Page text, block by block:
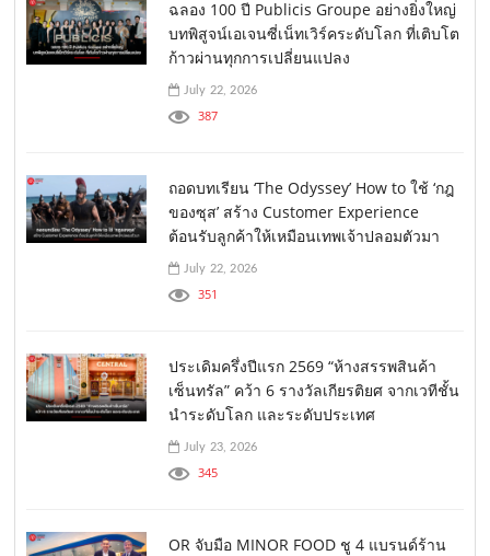
ฉลอง 100 ปี Publicis Groupe อย่างยิ่งใหญ่
บทพิสูจน์เอเจนซี่เน็ทเวิร์คระดับโลก ที่เติบโต
ก้าวผ่านทุกการเปลี่ยนแปลง
July 22, 2026
387
ถอดบทเรียน ‘The Odyssey’ How to ใช้ ‘กฎ
ของซุส’ สร้าง Customer Experience
ต้อนรับลูกค้าให้เหมือนเทพเจ้าปลอมตัวมา
July 22, 2026
351
ประเดิมครึ่งปีแรก 2569 “ห้างสรรพสินค้า
เซ็นทรัล” คว้า 6 รางวัลเกียรติยศ จากเวทีชั้น
นำระดับโลก และระดับประเทศ
July 23, 2026
345
OR จับมือ MINOR FOOD ชู 4 แบรนด์ร้าน